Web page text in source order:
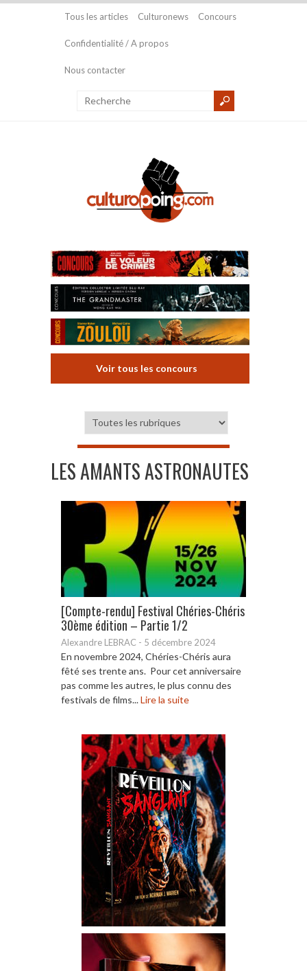
Tous les articles Culturonews Concours
Confidentialité / A propos
Nous contacter
Voir tous les concours
LES AMANTS ASTRONAUTES
[Compte-rendu] Festival Chéries-Chéris
30ème édition – Partie 1/2
Alexandre LEBRAC - 5 décembre 2024
En novembre 2024, Chéries-Chéris aura
fêté ses trente ans. Pour cet anniversaire
pas comme les autres, le plus connu des
festivals de films...Lire la suite